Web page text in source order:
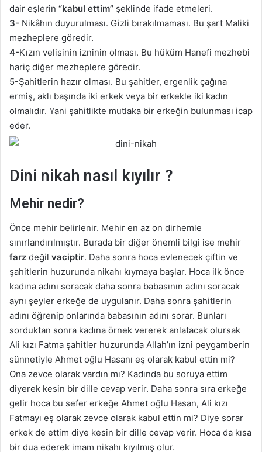
dair eşlerin “kabul ettim” şeklinde ifade etmeleri.
3- Nikâhın duyurulması. Gizli bırakılmaması. Bu şart Maliki
mezheplere göredir.
4-Kızın velisinin izninin olması. Bu hüküm Hanefi mezhebi
hariç diğer mezheplere göredir.
5-Şahitlerin hazır olması. Bu şahitler, ergenlik çağına
ermiş, aklı başında iki erkek veya bir erkekle iki kadın
olmalıdır. Yani şahitlikte mutlaka bir erkeğin bulunması icap
eder.
Dini nikah nasıl kıyılır ?
Mehir nedir?
Önce mehir belirlenir. Mehir en az on dirhemle
sınırlandırılmıştır. Burada bir diğer önemli bilgi ise mehir
farz değil vaciptir. Daha sonra hoca evlenecek çiftin ve
şahitlerin huzurunda nikahı kıymaya başlar. Hoca ilk önce
kadına adını soracak daha sonra babasının adını soracak
aynı şeyler erkeğe de uygulanır. Daha sonra şahitlerin
adını öğrenip onlarında babasının adını sorar. Bunları
sorduktan sonra kadına örnek vererek anlatacak olursak
Ali kızı Fatma şahitler huzurunda Allah’ın izni peygamberin
sünnetiyle Ahmet oğlu Hasanı eş olarak kabul ettin mi?
Ona zevce olarak vardın mı? Kadında bu soruya ettim
diyerek kesin bir dille cevap verir. Daha sonra sıra erkeğe
gelir hoca bu sefer erkeğe Ahmet oğlu Hasan, Ali kızı
Fatmayı eş olarak zevce olarak kabul ettin mi? Diye sorar
erkek de ettim diye kesin bir dille cevap verir. Hoca da kısa
bir dua ederek imam nikahı kıyılmış olur.